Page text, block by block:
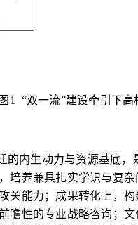
图 1 “双一流”建设牵引下
的内生动力与资源基底
培养兼具扎实学识与复
关能力；成果转化上，
瞻性的专业战略咨询；